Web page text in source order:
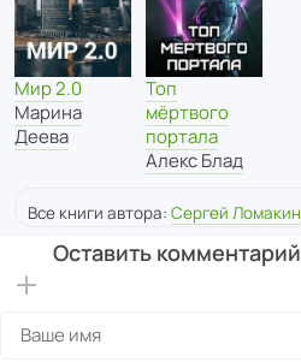
Мир 2.0
Марина
Деева
Топ
мёртвого
портала
Алекс Блад
Все книги автора: Сергей Ломакин
Оставить комментарий